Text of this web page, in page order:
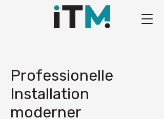
Professionelle
Installation
moderner